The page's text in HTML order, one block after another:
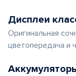
Дисплеи
Оригинальная
цветопередача и